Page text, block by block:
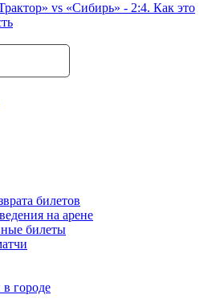
vs «Сибирь» - 2:4. Как это
билетов
на арене
билеты
городе